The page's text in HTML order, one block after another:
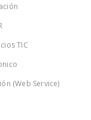
TIC
(Web Service)